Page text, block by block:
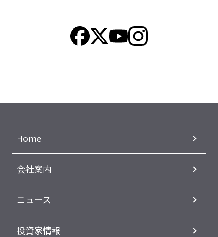
Home
会社案内
ニュース
投資家情報